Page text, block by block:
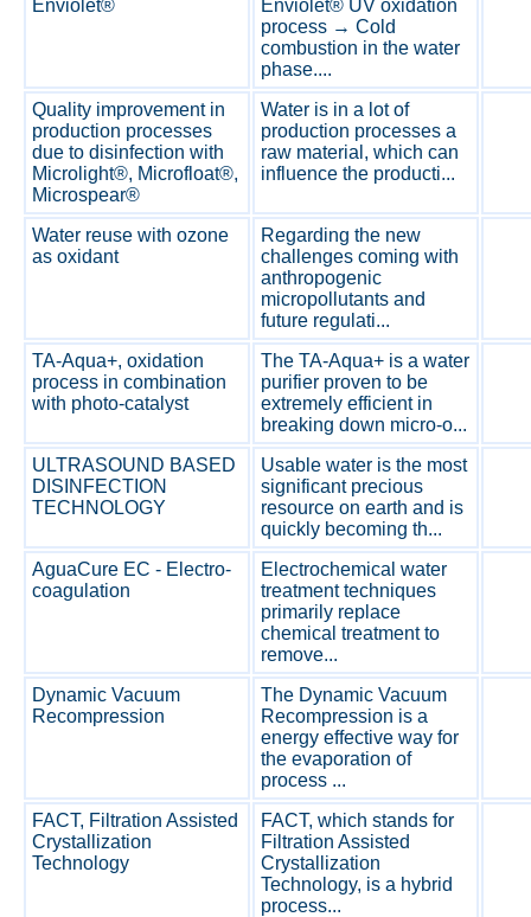
Enviolet®
Enviolet® UV oxidation
process → Cold
combustion in the water
phase....
Quality improvement in
production processes
due to disinfection with
Microlight®, Microfloat®,
Microspear®
Water is in a lot of
production processes a
raw material, which can
influence the producti...
Water reuse with ozone
as oxidant
Regarding the new
challenges coming with
anthropogenic
micropollutants and
future regulati...
TA-Aqua+, oxidation
process in combination
with photo-catalyst
The TA-Aqua+ is a water
purifier proven to be
extremely efficient in
breaking down micro-o...
ULTRASOUND BASED
DISINFECTION
TECHNOLOGY
Usable water is the most
significant precious
resource on earth and is
quickly becoming th...
AguaCure EC - Electro-
coagulation
Electrochemical water
treatment techniques
primarily replace
chemical treatment to
remove...
Dynamic Vacuum
Recompression
The Dynamic Vacuum
Recompression is a
energy effective way for
the evaporation of
process ...
FACT, Filtration Assisted
Crystallization
Technology
FACT, which stands for
Filtration Assisted
Crystallization
Technology, is a hybrid
process...